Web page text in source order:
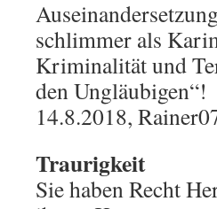
schlimmer als
Kriminalität und
den Ungläubigen“!
14.8.2018,
Traurigkeit
Sie haben Recht